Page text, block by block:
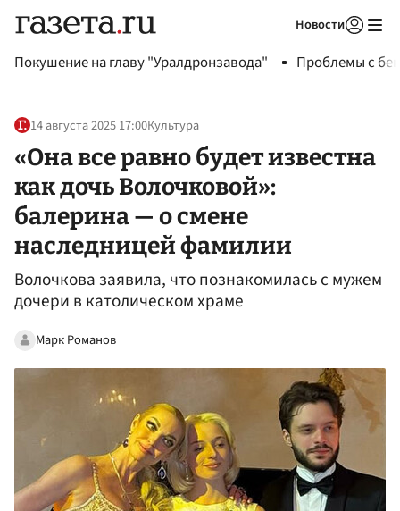
Новости
Покушение на главу "Уралдронзавода" Проблемы с
14 августа 2025 17:00Культура
«Она все равно будет известна
как дочь Волочковой»:
балерина — о смене
наследницей фамилии
Волочкова заявила, что познакомилась с мужем
дочери в католическом храме
Марк Романов